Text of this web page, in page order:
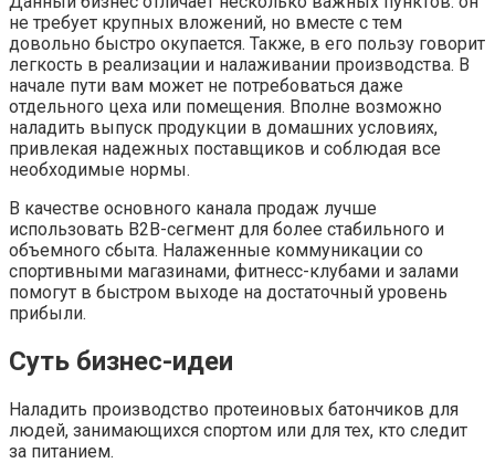
не требует крупных вложений, но вместе с тем
довольно быстро окупается. Также, в его пользу говорит
легкость в реализации и налаживании производства. В
начале пути вам может не потребоваться даже
отдельного цеха или помещения. Вполне возможно
наладить выпуск продукции в домашних условиях,
привлекая надежных поставщиков и соблюдая все
необходимые нормы.
В качестве основного канала продаж лучше
использовать B2B-сегмент для более стабильного и
объемного сбыта. Налаженные коммуникации со
спортивными магазинами, фитнесс-клубами и залами
помогут в быстром выходе на достаточный уровень
прибыли.
Суть бизнес-идеи
Наладить производство протеиновых батончиков для
людей, занимающихся спортом или для тех, кто следит
за питанием.